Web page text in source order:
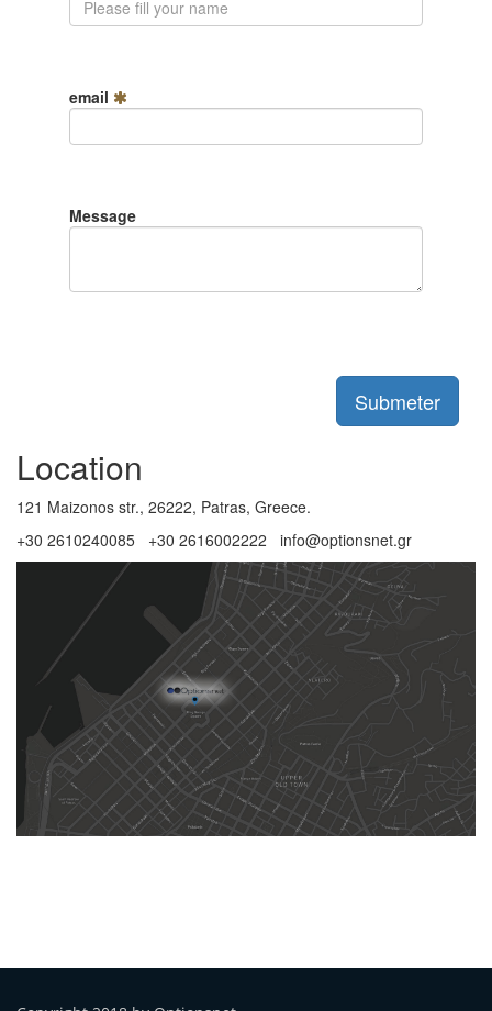
email
Message
Submeter
Location
121 Maizonos str., 26222, Patras, Greece.
+30 2610240085 +30 2616002222 info@optionsnet.gr